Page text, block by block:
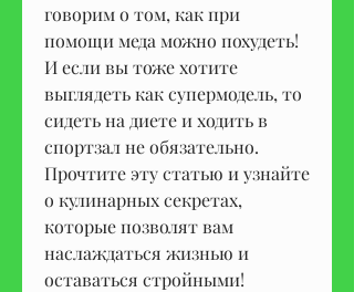
говорим о том, как при
помощи меда можно похудеть!
И если вы тоже хотите
выглядеть как супермодель, то
сидеть на диете и ходить в
спортзал не обязательно.
Прочтите эту статью и узнайте
о кулинарных секретах,
которые позволят вам
наслаждаться жизнью и
оставаться стройными!